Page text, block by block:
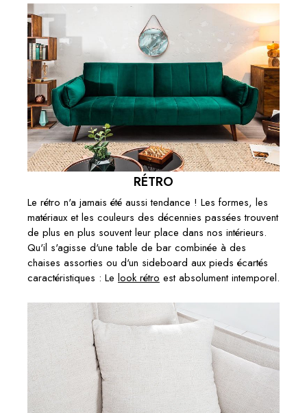
RÉTRO
Le rétro n'a jamais été aussi tendance ! Les formes, les
matériaux et les couleurs des décennies passées trouvent
de plus en plus souvent leur place dans nos intérieurs.
Qu'il s'agisse d'une table de bar combinée à des
chaises assorties ou d'un sideboard aux pieds écartés
caractéristiques : Le look rétro est absolument intemporel.